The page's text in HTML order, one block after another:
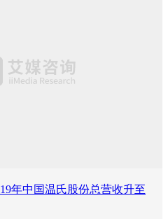
年中国温氏股份总营收升至